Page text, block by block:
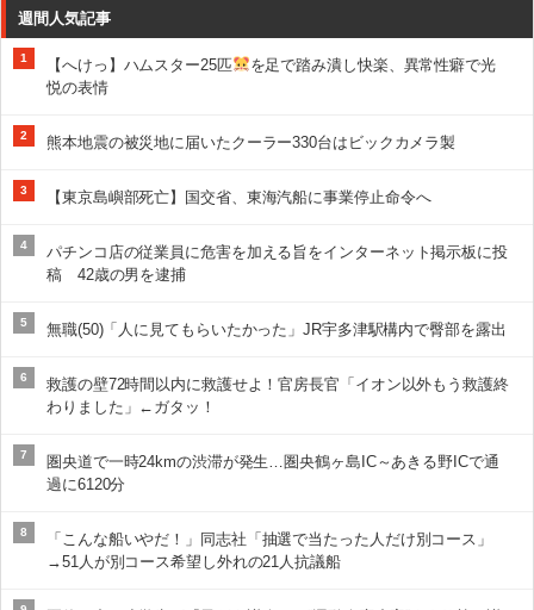
週間人気記事
1 【へけっ】ハムスター25匹
を足で踏み潰し快楽、異常性癖で光
悦の表情
2 熊本地震の被災地に届いたクーラー330台はビックカメラ製
3 【東京島嶼部死亡】国交省、東海汽船に事業停止命令へ
4
パチンコ店の従業員に危害を加える旨をインターネット掲示板に投
稿 42歳の男を逮捕
5 無職(50)「人に見てもらいたかった」JR宇多津駅構内で臀部を露出
6
救護の壁72時間以内に救護せよ！官房長官「イオン以外もう救護終
わりました」←ガタッ！
7
圏央道で一時24kmの渋滞が発生…圏央鶴ヶ島IC～あきる野ICで通
過に6120分
8
「こんな船いやだ！」同志社「抽選で当たった人だけ別コース」
→51人が別コース希望し外れの21人抗議船